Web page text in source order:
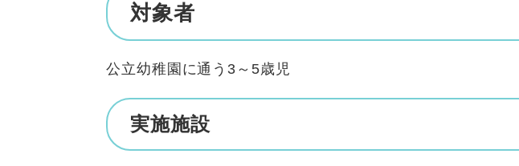
対象者
公立幼稚園に通う3～5歳児
実施施設